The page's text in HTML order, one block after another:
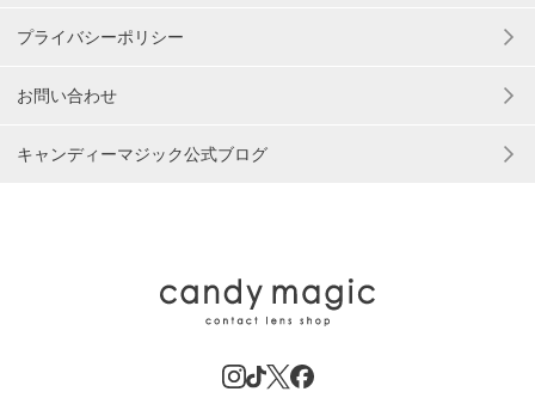
プライバシーポリシー
お問い合わせ
キャンディーマジック公式ブログ